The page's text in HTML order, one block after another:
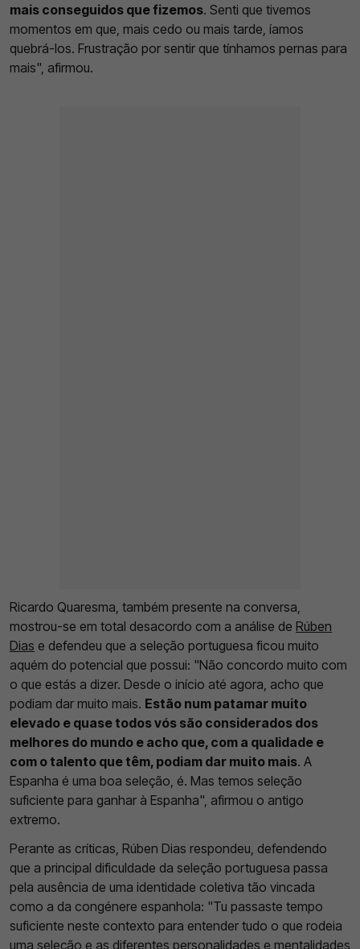
mais conseguidos que fizemos. Senti que tivemos
momentos em que, mais cedo ou mais tarde, íamos
quebrá-los. Frustração por sentir que tínhamos pernas para
mais", afirmou.
Ricardo Quaresma, também presente na conversa,
mostrou-se em total desacordo com a análise de Rúben
Dias e defendeu que a seleção portuguesa ficou muito
aquém do potencial que possui: "Não concordo muito com
o que estás a dizer. Desde o início até agora, acho que
podiam dar muito mais. Estão num patamar muito
elevado e quase todos vós são considerados dos
melhores do mundo e acho que, com a qualidade e
com o talento que têm, podiam dar muito mais. A
Espanha é uma boa seleção, é. Mas temos seleção
suficiente para ganhar à Espanha", afirmou o antigo
extremo.
Perante as críticas, Rúben Dias respondeu, defendendo
que a principal dificuldade da seleção portuguesa passa
pela ausência de uma identidade coletiva tão vincada
como a da congénere espanhola: "Tu passaste tempo
suficiente neste contexto para entender tudo o que rodeia
uma seleção e as diferentes personalidades e mentalidades